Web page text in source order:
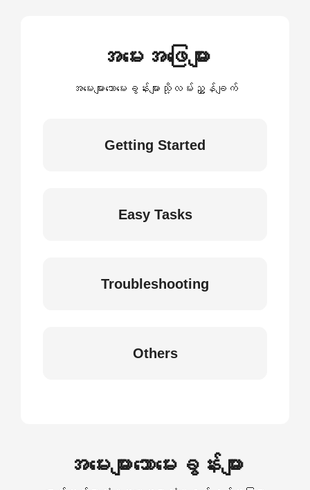
အမေးအဖြေများ
အမေးများသောမေးခွန်းများသို့လမ်းညွှန်ချက်
Getting Started
Easy Tasks
Troubleshooting
Others
အမေးများသောမေးခွန်းများ